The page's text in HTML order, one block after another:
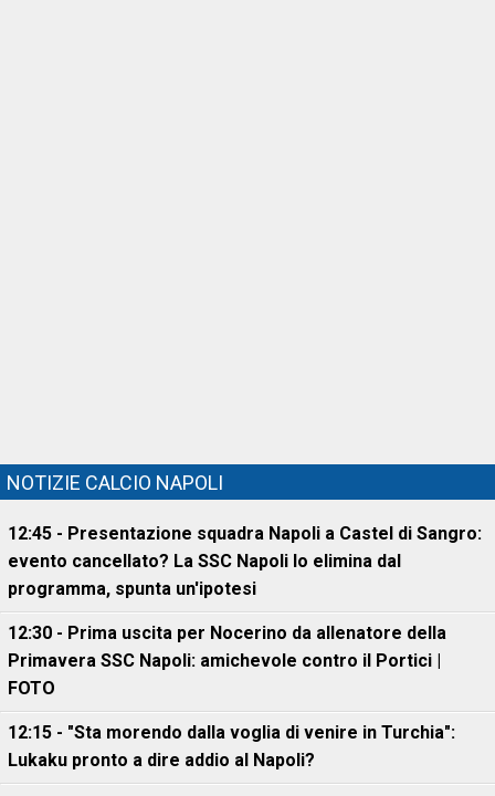
NOTIZIE CALCIO NAPOLI
12:45 - Presentazione squadra Napoli a Castel di Sangro:
evento cancellato? La SSC Napoli lo elimina dal
programma, spunta un'ipotesi
12:30 - Prima uscita per Nocerino da allenatore della
Primavera SSC Napoli: amichevole contro il Portici |
FOTO
12:15 - "Sta morendo dalla voglia di venire in Turchia":
Lukaku pronto a dire addio al Napoli?